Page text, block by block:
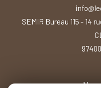
SEMIR Bureau 115 - 14
97400